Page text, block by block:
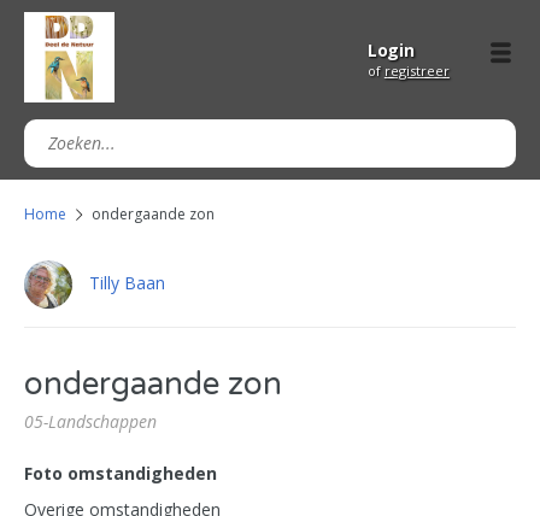
Login
of registreer
Home ondergaande zon
Tilly Baan
ondergaande zon
05-Landschappen
Foto omstandigheden
Overige omstandigheden